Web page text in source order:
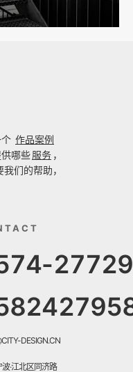
作品案例
哪些服务 ，
们的帮助，
DESIGN.CN
波·江北区同济路